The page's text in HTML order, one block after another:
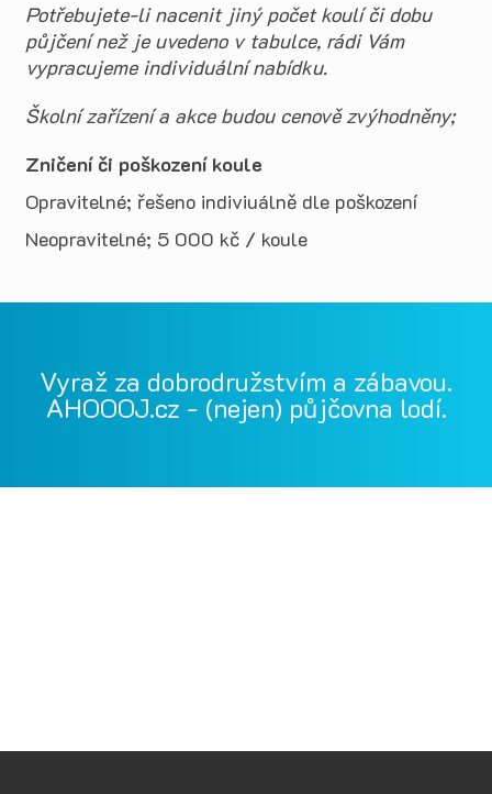
Potřebujete-li nacenit jiný počet koulí či dobu
půjčení než je uvedeno v tabulce, rádi Vám
vypracujeme individuální nabídku.
Školní zařízení a akce budou cenově zvýhodněny;
Zničení či poškození koule
Opravitelné; řešeno indiviuálně dle poškození
Neopravitelné; 5 000 kč / koule
Vyraž za dobrodružstvím a zábavou.
AHOOOJ.cz - (nejen) půjčovna lodí.